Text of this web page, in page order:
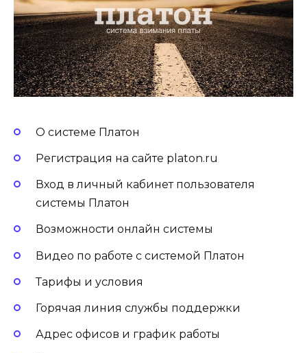
О системе Платон
Регистрация на сайте platon.ru
Вход в личный кабинет пользователя
системы Платон
Возможности онлайн системы
Видео по работе с системой Платон
Тарифы и условия
Горячая линия службы поддержки
Адрес офисов и график работы